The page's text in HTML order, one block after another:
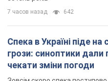
бабусі-дисидентки
OBOZ.UA зустрів онуку